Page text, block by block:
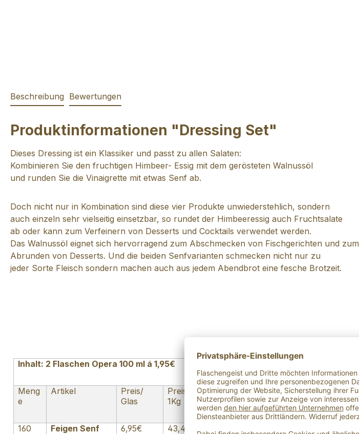
Beschreibung Bewertungen
Produktinformationen "Dressing Set"
Dieses Dressing ist ein Klassiker und passt zu allen Salaten:
Kombinieren Sie den fruchtigen Himbeer- Essig mit dem gerösteten Walnussöl
und runden Sie die Vinaigrette mit etwas Senf ab.
Doch nicht nur in Kombination sind diese vier Produkte unwiederstehlich, sondern
auch einzeln sehr vielseitig einsetzbar, so rundet der Himbeeressig auch Fruchtsalate
ab oder kann zum Verfeinern von Desserts und Cocktails verwendet werden.
Das Walnussöl eignet sich hervorragend zum Abschmecken von Fischgerichten und zum
Abrunden von Desserts. Und die beiden Senfvarianten schmecken nicht nur zu
jeder Sorte Fleisch sondern machen auch aus jedem Abendbrot eine fesche Brotzeit.
Inhalt: 2 Flaschen Opera 100 ml á 1,95€
Meng
e
Artikel
Preis/
Glas
Preis/ 1L/
1Kg
Herkunftsland Hersteller
160
Feigen Senf 6,95€ 43,44€ Deutschland
Essig, Öl & Co.